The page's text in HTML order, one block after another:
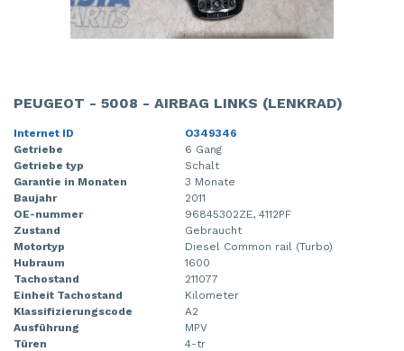
PEUGEOT - 5008 - AIRBAG LINKS (LENKRAD)
Internet ID
O349346
Getriebe
6 Gang
Getriebe typ
Schalt
Garantie in Monaten
3 Monate
Baujahr
2011
OE-nummer
96845302ZE, 4112PF
Zustand
Gebraucht
Motortyp
Diesel Common rail (Turbo)
Hubraum
1600
Tachostand
211077
Einheit Tachostand
Kilometer
Klassifizierungscode
A2
Ausführung
MPV
Türen
4-tr